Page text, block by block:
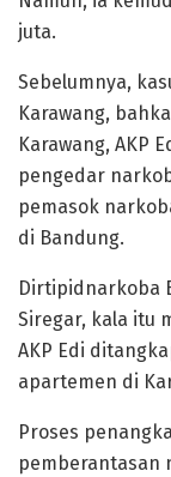
juta.
Sebelumnya,
Karawang,
Karawang, AKP
pengedar
pemasok
di Bandung.
Dirtipidnarkoba
Siregar, kala itu
AKP Edi
apartemen di
Proses
pemberantasan